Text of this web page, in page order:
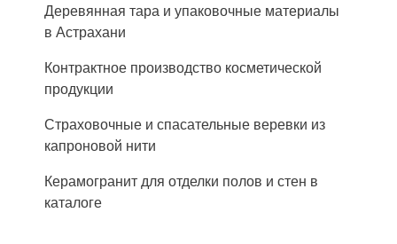
Деревянная тара и упаковочные материалы
в Астрахани
Контрактное производство косметической
продукции
Страховочные и спасательные веревки из
капроновой нити
Керамогранит для отделки полов и стен в
каталоге